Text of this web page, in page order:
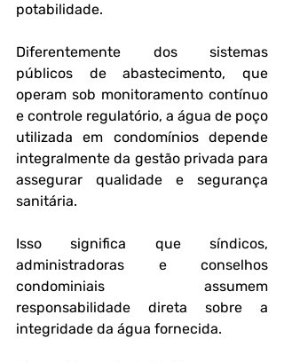
potabilidade.
Diferentemente dos sistemas
públicos de abastecimento, que
operam sob monitoramento contínuo
e controle regulatório, a água de poço
utilizada em condomínios depende
integralmente da gestão privada para
assegurar qualidade e segurança
sanitária.
Isso significa que síndicos,
administradoras e conselhos
condominiais assumem
responsabilidade direta sobre a
integridade da água fornecida.